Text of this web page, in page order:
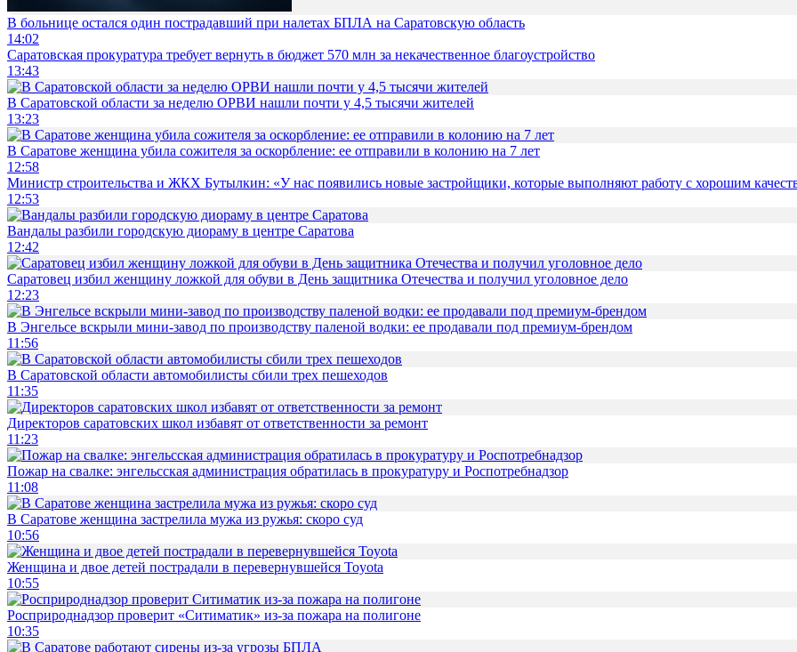
В больнице остался один пострадавший при налетах БПЛА на Саратовскую область
14:02
Саратовская прокуратура требует вернуть в бюджет 570 млн за некачественное благоустройство
13:43
В Саратовской области за неделю ОРВИ нашли почти у 4,5 тысячи жителей
13:23
В Саратове женщина убила сожителя за оскорбление: ее отправили в колонию на 7 лет
12:58
Министр строительства и ЖКХ Бутылкин: «У нас появились новые застройщики, которые выполняют работу с хорошим
12:53
Вандалы разбили городскую диораму в центре Саратова
12:42
Саратовец избил женщину ложкой для обуви в День защитника Отечества и получил уголовное дело
12:23
В Энгельсе вскрыли мини-завод по производству паленой водки: ее продавали под премиум-брендом
11:56
В Саратовской области автомобилисты сбили трех пешеходов
11:35
Директоров саратовских школ избавят от ответственности за ремонт
11:23
Пожар на свалке: энгельсская администрация обратилась в прокуратуру и Роспотребнадзор
11:08
В Саратове женщина застрелила мужа из ружья: скоро суд
10:56
Женщина и двое детей пострадали в перевернувшейся Toyota
10:55
Росприроднадзор проверит «Ситиматик» из-за пожара на полигоне
10:35